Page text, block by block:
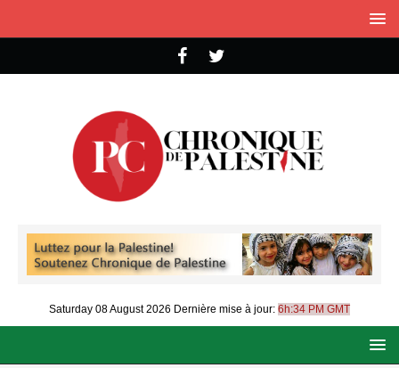
Saturday 08 August 2026 Dernière mise à jour: 6h:34 PM GMT